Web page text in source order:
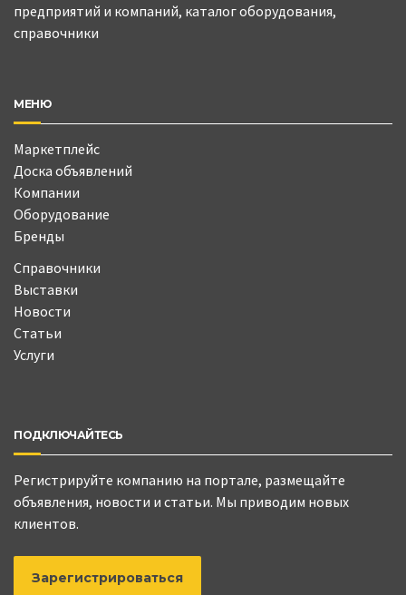
предприятий и компаний, каталог оборудования,
справочники
МЕНЮ
Маркетплейс
Доска объявлений
Компании
Оборудование
Бренды
Справочники
Выставки
Новости
Статьи
Услуги
ПОДКЛЮЧАЙТЕСЬ
Регистрируйте компанию на портале, размещайте
объявления, новости и статьи. Мы приводим новых
клиентов.
Зарегистрироваться